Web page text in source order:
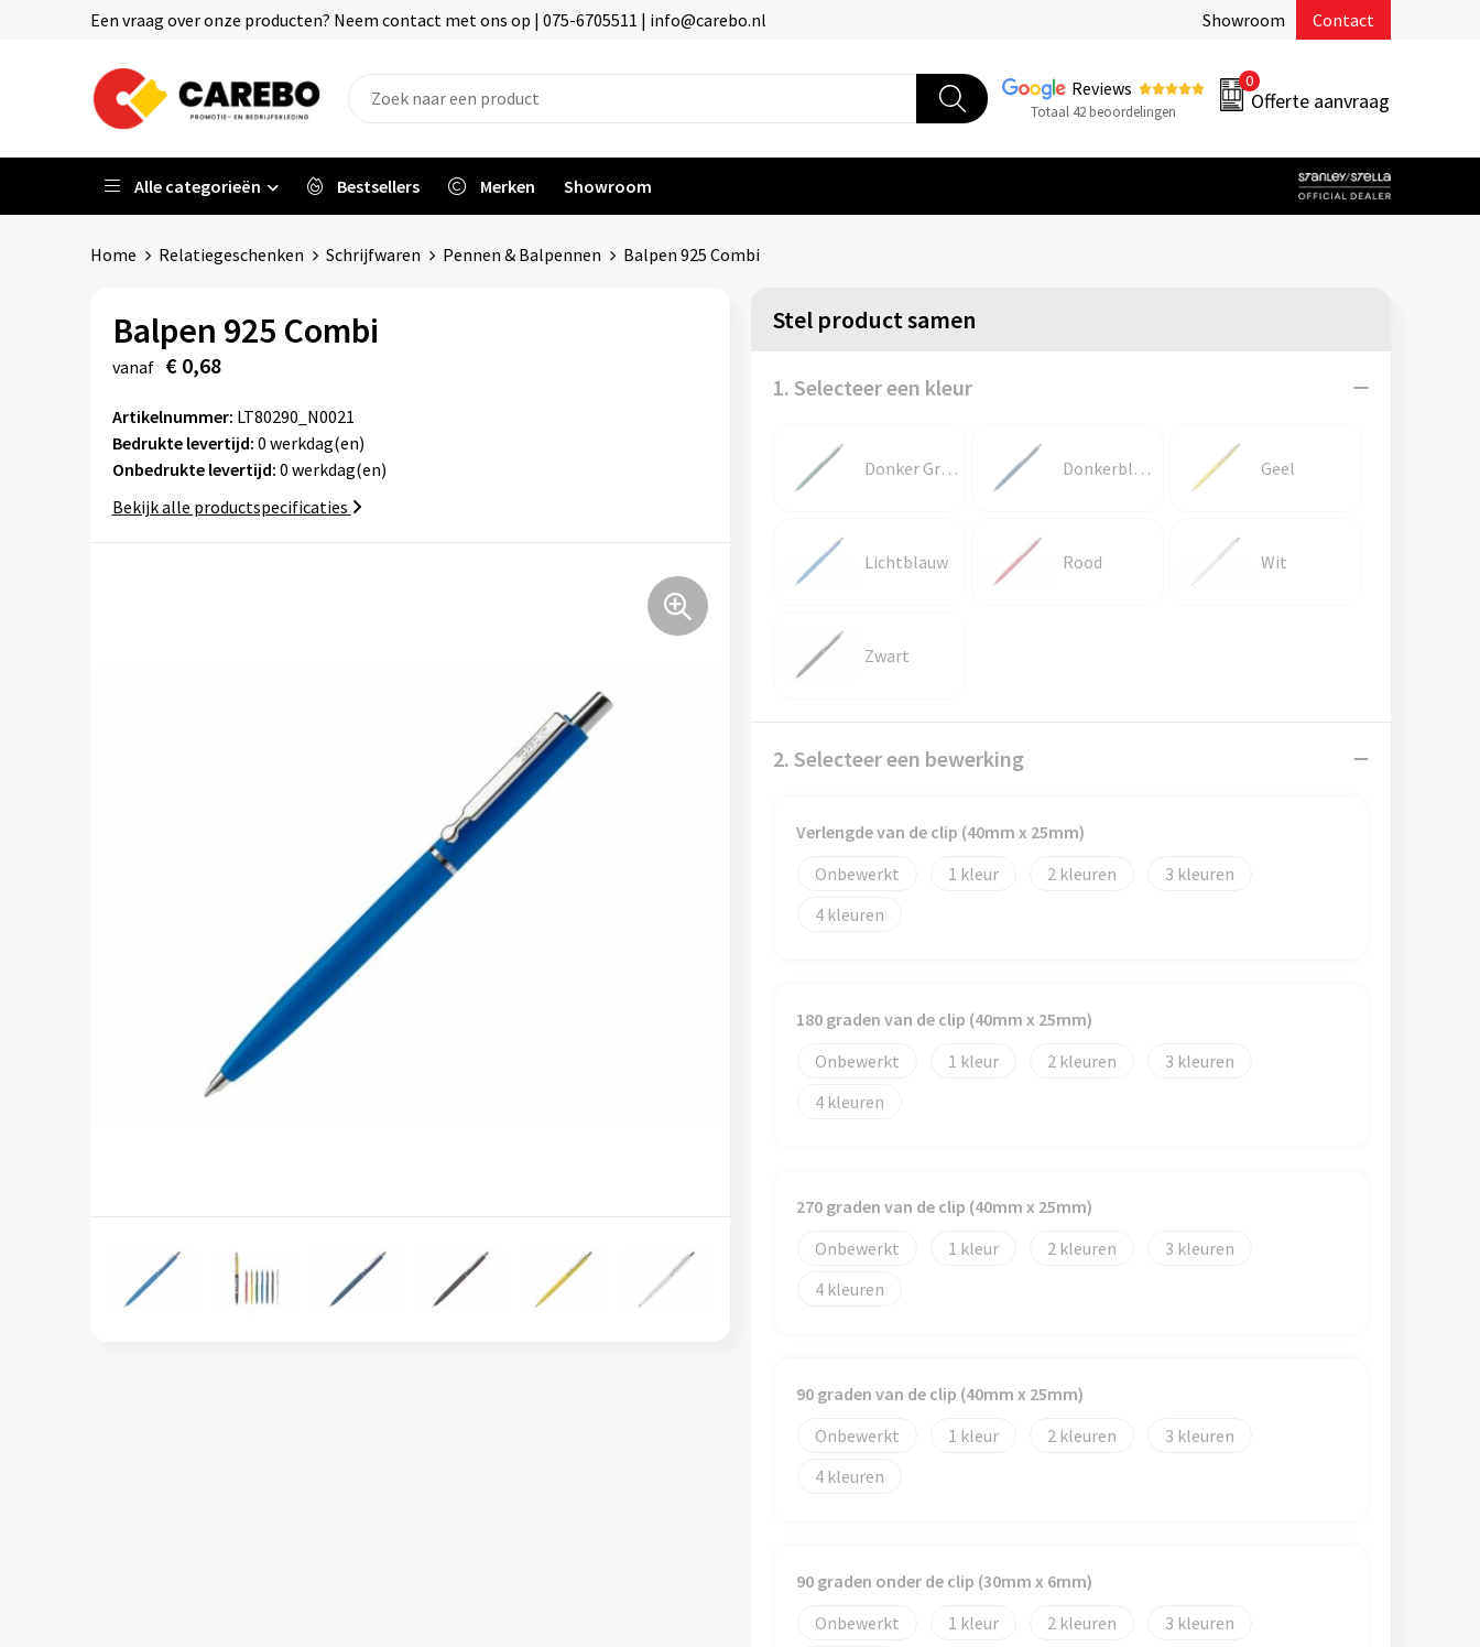
Een vraag over onze producten? Neem contact met ons op | 075-6705511 | info@carebo.nl Showroom Contact
Reviews
Totaal 42 beoordelingen
0
Offerte aanvraag
Alle categorieën Bestsellers Merken Showroom
Home Relatiegeschenken Schrijfwaren Pennen & Balpennen Balpen 925 Combi
Balpen 925 Combi
vanaf € 0,68
Artikelnummer: LT80290_N0021
Bedrukte levertijd: 0 werkdag(en)
Onbedrukte levertijd: 0 werkdag(en)
Bekijk alle productspecificaties
Stel product samen
1. Selecteer een kleur
Donker Groen Donkerblauw Geel
Lichtblauw Rood Wit
Zwart
2. Selecteer een bewerking
Verlengde van de clip (40mm x 25mm)
Onbewerkt
1 2
3
4
180 graden van de clip (40mm x 25mm)
Onbewerkt
1 2
3
4
270 graden van de clip (40mm x 25mm)
Onbewerkt
1 2
3
4
90 graden van de clip (40mm x 25mm)
Onbewerkt
1 2
3
4
90 graden onder de clip (30mm x 6mm)
Onbewerkt
1 2
3